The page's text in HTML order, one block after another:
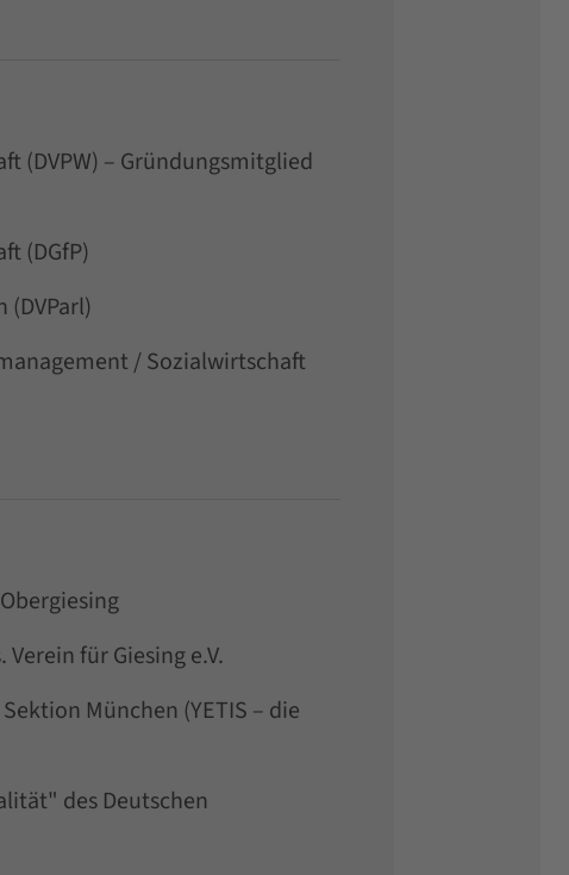
(DVPW) – Gründungsmitglied
(DGfP)
/ Sozialwirtschaft
für Giesing e.V.
München (YETIS – die
des Deutschen